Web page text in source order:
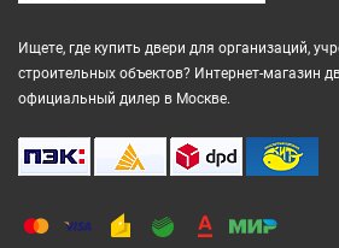
Ищете, где купить двери для организаций,
строительных объектов? Интернет-магазин
официальный дилер в Москве.